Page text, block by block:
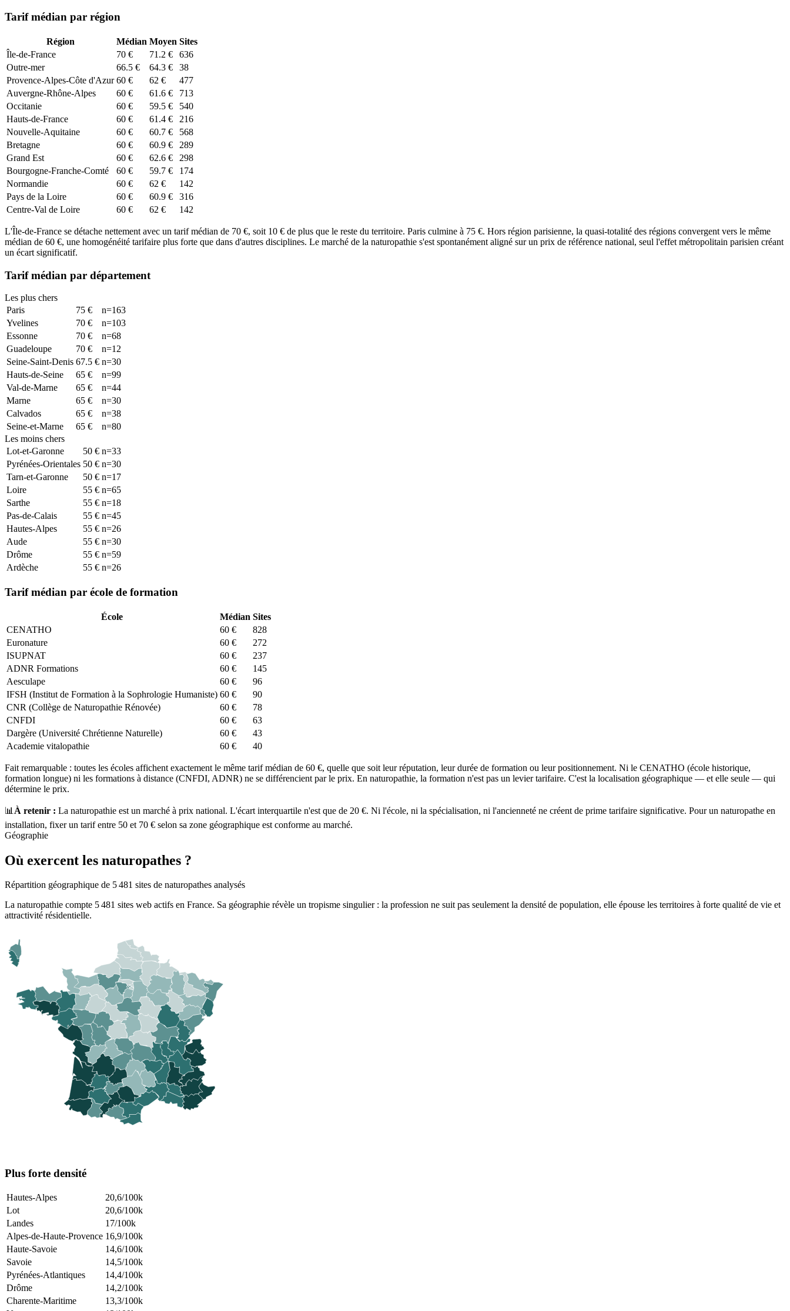
Tarif médian par région
Région Médian Moyen Sites
Île-de-France
70 € 71.2 €
636
Outre-mer
66.5 € 64.3 €
38
Provence-Alpes-Côte d'Azur 60 € 62 €
477
Auvergne-Rhône-Alpes
60 € 61.6 €
713
Occitanie
60 € 59.5 €
540
Hauts-de-France
60 € 61.4 €
216
Nouvelle-Aquitaine
60 € 60.7 €
568
Bretagne
60 € 60.9 €
289
Grand Est
60 € 62.6 €
298
Bourgogne-Franche-Comté
60 € 59.7 €
174
Normandie
60 € 62 €
142
Pays de la Loire
60 € 60.9 €
316
Centre-Val de Loire
60 € 62 € 142
L'Île-de-France se détache nettement avec un tarif médian de 70 €, soit 10 € de plus que le reste du territoire. Paris culmine à 75 €. Hors région parisienne, la quasi-totalité des régions convergent vers le même
médian de 60 €, une homogénéité tarifaire plus forte que dans d'autres disciplines. Le marché de la naturopathie s'est spontanément aligné sur un prix de référence national, seul l'effet métropolitain parisien créant
un écart significatif.
Tarif médian par département
Les plus chers
Paris
75 € n=163
Yvelines
70 € n=103
Essonne
70 € n=68
Guadeloupe
70 € n=12
Seine-Saint-Denis 67.5 € n=30
Hauts-de-Seine
65 € n=99
Val-de-Marne
65 € n=44
Marne
65 € n=30
Calvados
65 € n=38
Seine-et-Marne
65 € n=80
Les moins chers
Lot-et-Garonne
50 € n=33
Pyrénées-Orientales 50 € n=30
Tarn-et-Garonne
50 € n=17
Loire
55 € n=65
Sarthe
55 € n=18
Pas-de-Calais
55 € n=45
Hautes-Alpes
55 € n=26
Aude
55 € n=30
Drôme
55 € n=59
Ardèche
55 € n=26
Tarif médian par école de formation
École Médian Sites
CENATHO
60 €
828
Euronature
60 €
272
ISUPNAT
60 €
237
ADNR Formations
60 €
145
Aesculape
60 €
96
IFSH (Institut de Formation à la Sophrologie Humaniste) 60 €
90
CNR (Collège de Naturopathie Rénovée)
60 €
78
CNFDI
60 €
63
Dargère (Université Chrétienne Naturelle)
60 €
43
Academie vitalopathie
60 € 40
Fait remarquable : toutes les écoles affichent exactement le même tarif médian de 60 €, quelle que soit leur réputation, leur durée de formation ou leur positionnement. Ni le CENATHO (école historique,
formation longue) ni les formations à distance (CNFDI, ADNR) ne se différencient par le prix. En naturopathie, la formation n'est pas un levier tarifaire. C'est la localisation géographique — et elle seule — qui
détermine le prix.
📊 À retenir : La naturopathie est un marché à prix national. L'écart interquartile n'est que de 20 €. Ni l'école, ni la spécialisation, ni l'ancienneté ne créent de prime tarifaire significative. Pour un naturopathe en
installation, fixer un tarif entre 50 et 70 € selon sa zone géographique est conforme au marché.
Géographie
Où exercent les naturopathes ?
Répartition géographique de 5 481 sites de naturopathes analysés
La naturopathie compte 5 481 sites web actifs en France. Sa géographie révèle un tropisme singulier : la profession ne suit pas seulement la densité de population, elle épouse les territoires à forte qualité de vie et
attractivité résidentielle.
Plus forte densité
Hautes-Alpes 20,6/100k
Lot
20,6/100k
Landes
17/100k
Alpes-de-Haute-Provence 16,9/100k
Haute-Savoie
14,6/100k
Savoie
14,5/100k
Pyrénées-Atlantiques
14,4/100k
Drôme
14,2/100k
Charente-Maritime
13,3/100k